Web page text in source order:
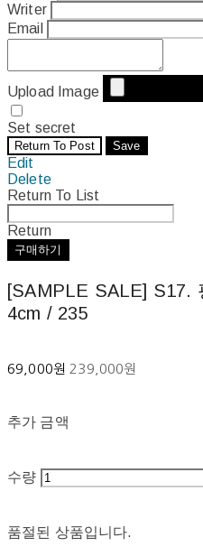
Writer
Email
Upload Image
Set secret
Return To Post Save
Edit
Delete
Return To List
Return
구매하기
[SAMPLE SALE] S17.
4cm / 235
69,000원 239,000원
추가 금액
수량
품절된 상품입니다.